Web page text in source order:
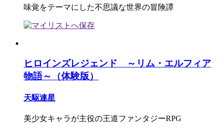
味覚をテーマにした不思議な世界の冒険譚
ヒロインズレジェンド ～リム・エルフィア
物語～（体験版）
天駆連星
美少女キャラが主役の王道ファンタジーRPG